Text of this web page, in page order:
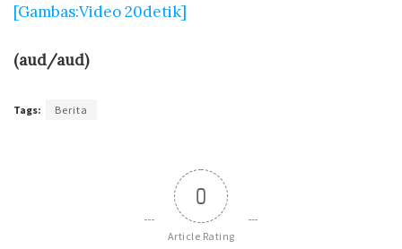
[Gambas:Video 20detik]
(aud/aud)
Tags: Berita
0
Article Rating